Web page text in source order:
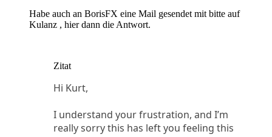
Habe auch an BorisFX eine Mail gesendet mit bitte auf
Kulanz , hier dann die Antwort.
Zitat
Hi Kurt,
I understand your frustration, and I’m
really sorry this has left you feeling this